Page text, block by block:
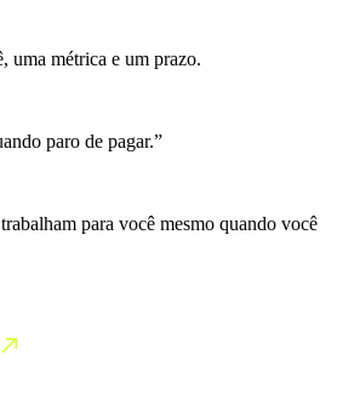
uma métrica e um prazo.
paro de pagar.”
para você mesmo quando você